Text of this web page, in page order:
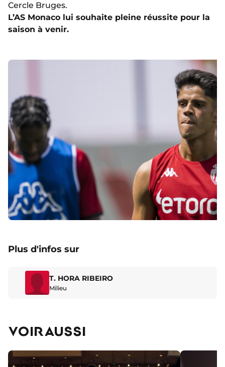
Cercle Bruges.
L’AS Monaco lui souhaite pleine réussite pour la
saison à venir.
Plus d'infos sur
T. HORA RIBEIRO
Milieu
VOIR AUSSI